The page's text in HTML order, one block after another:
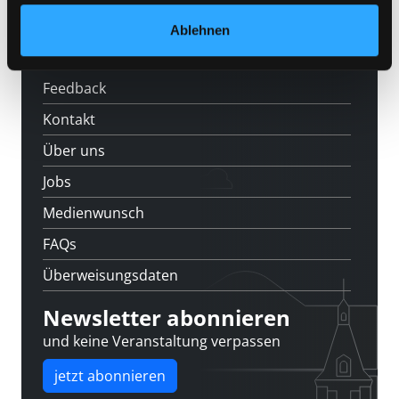
Ablehnen
Veranstaltungen
Feedback
Kontakt
Über uns
Jobs
Medienwunsch
FAQs
Überweisungsdaten
Newsletter abonnieren
und keine Veranstaltung verpassen
jetzt abonnieren